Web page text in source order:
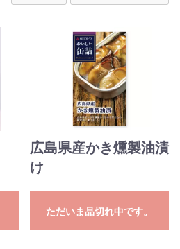
広島県産かき燻製油漬
け
ただいま品切れ中です。